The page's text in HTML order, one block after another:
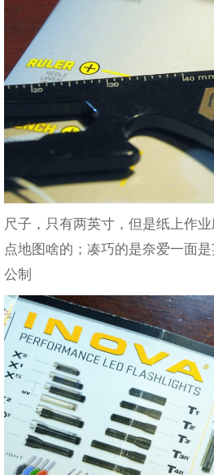
尺子，只有两英寸，但是纸上作
点地图啥的；凑巧的是奈爱一面
公制